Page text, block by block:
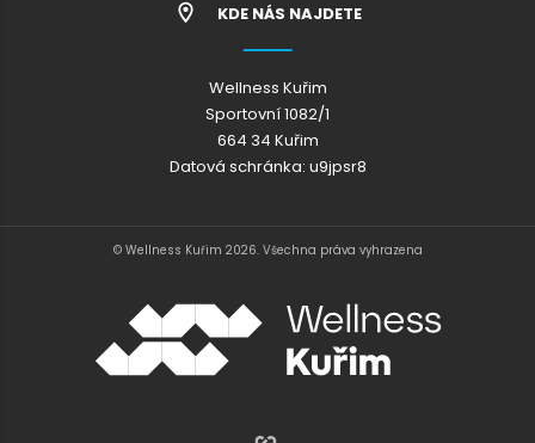
KDE NÁS NAJDETE
Wellness Kuřim
Sportovní 1082/1
664 34 Kuřim
Datová schránka: u9jpsr8
© Wellness Kuřim 2026. Všechna práva vyhrazena